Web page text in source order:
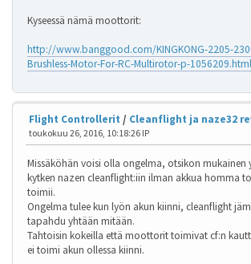
Kyseessä nämä moottorit:
http://www.banggood.com/KINGKONG-2205-
Brushless-Motor-For-RC-Multirotor-p-1056209.html
Flight Controllerit / Cleanflight ja naze32
toukokuu 26, 2016, 10:18:26 IP
Missäköhän voisi olla ongelma, otsikon mukainen
kytken nazen cleanflight:iin ilman akkua homma
toimii.
Ongelma tulee kun lyön akun kiinni, cleanflight
tapahdu yhtään mitään.
Tahtoisin kokeilla että moottorit toimivat cf:n
ei toimi akun ollessa kiinni.